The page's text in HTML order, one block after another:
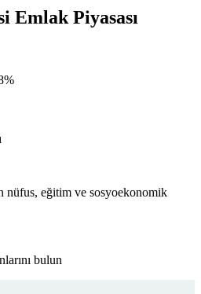
Emlak Piyasası
%
nüfus, eğitim ve sosyoekonomik
bulun